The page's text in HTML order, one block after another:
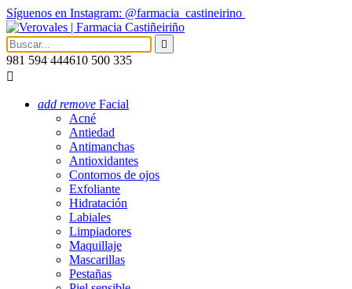
Síguenos en Instagram: @farmacia_castineirino

981 594 444610 500 335

add remove Facial
Acné
Antiedad
Antimanchas
Antioxidantes
Contornos de ojos
Exfoliante
Hidratación
Labiales
Limpiadores
Maquillaje
Mascarillas
Pestañas